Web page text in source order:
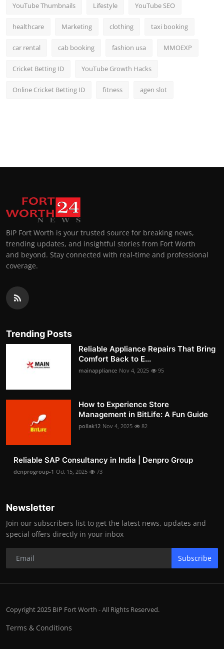
YouTube Thumbnails Lifestyle YouTube SEO
healthcare Marketing clothing taxi booking
car rental cab booking fashion usa MMOEXP
Cricket Betting ID YouTube Growth Hacks
Online Cricket Betting ID fitness agen slot
BIP Fort Worth is your trusted source for breaking news,
trending updates, and insightful stories from Fort Worth
and beyond. Stay connected with real-time and professional
coverage.
Trending Posts
Reliable Appliance Repairs That Bring
Comfort Back to E...
mainappliance Nov 4, 2025 95
How to Experience Store
Management in BitLife: A Fun Guide
pollak12 Nov 4, 2025 82
Reliable SAP Consultancy in India | Denpro Group
denprogroup-1 Oct 15, 2025 73
Newsletter
Join our subscribers list to get the latest news, updates and
special offers directly in your inbox
Subscribe
Copyright 2025 BIP Fort Worth - All Rights Reserved.
Terms & Conditions